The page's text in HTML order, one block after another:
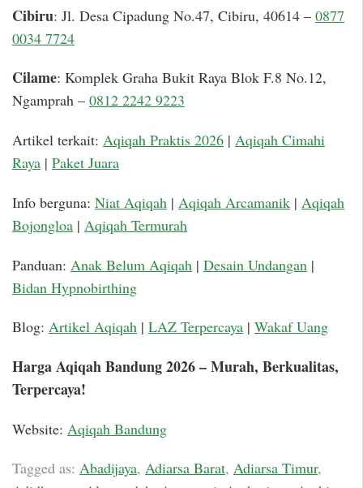
Cibiru: Jl. Desa Cipadung No.47, Cibiru, 40614 – 0877
0034 7724
Cilame: Komplek Graha Bukit Raya Blok F.8 No.12,
Ngamprah – 0812 2242 9223
Artikel terkait: Aqiqah Praktis 2026 | Aqiqah Cimahi
Raya | Paket Juara
Info berguna: Niat Aqiqah | Aqiqah Arcamanik | Aqiqah
Bojongloa | Aqiqah Termurah
Panduan: Anak Belum Aqiqah | Desain Undangan |
Bidan Hypnobirthing
Blog: Artikel Aqiqah | LAZ Terpercaya | Wakaf Uang
Harga Aqiqah Bandung 2026 – Murah, Berkualitas,
Terpercaya!
Website: Aqiqah Bandung
Tagged as: Abadijaya, Adiarsa Barat, Adiarsa Timur,